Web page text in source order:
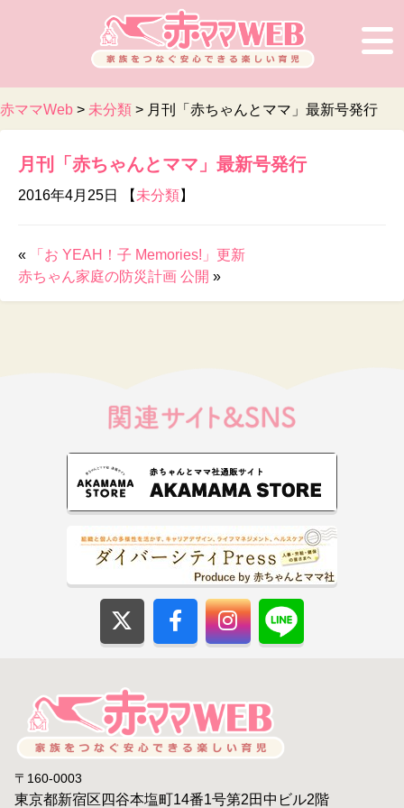
赤ママWeb > 未分類 > 月刊「赤ちゃんとママ」最新号発行
月刊「赤ちゃんとママ」最新号発行
2016年4月25日 【 未分類】
«
「お YEAH！子 Memories!」更新
赤ちゃん家庭の防災計画 公開 »
〒160-0003
東京都新宿区四谷本塩町14番1号第2田中ビル2階